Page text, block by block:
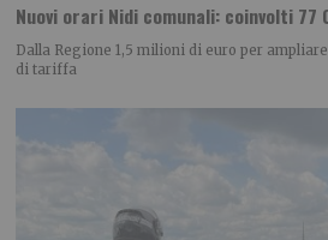
Nuovi orari Nidi comunali: coinvolti 77
Dalla Regione 1,5 milioni di euro per
di tariffa